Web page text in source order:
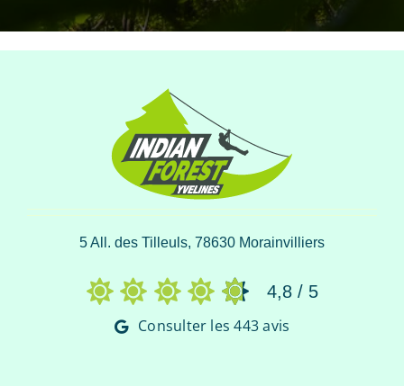
5 All. des Tilleuls, 78630 Morainvilliers
4,8/ 5
Consulter les 443 avis